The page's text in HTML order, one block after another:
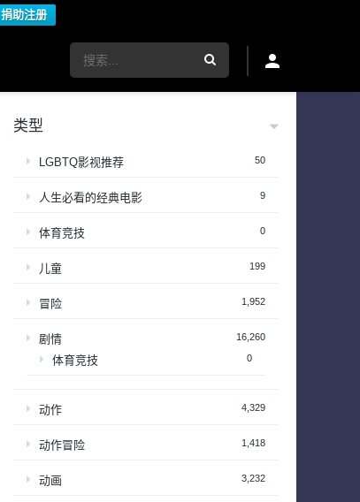
捐助注册
类型
LGBTQ影视推荐 50
人生必看的经典电影 9
体育竞技 0
儿童 199
冒险 1,952
剧情 16,260
体育竞技 0
动作 4,329
动作冒险 1,418
动画 3,232